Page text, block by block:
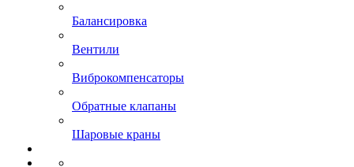
Балансировка
Вентили
Виброкомпенсаторы
Обратные клапаны
Шаровые краны